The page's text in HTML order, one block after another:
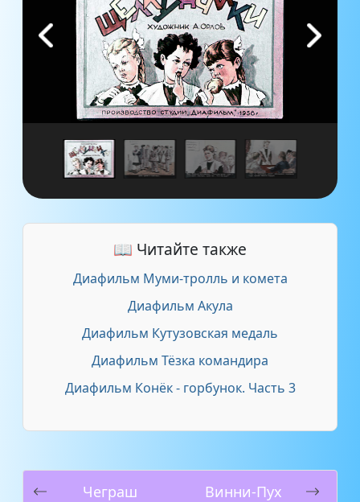
📖 Читайте также
Диафильм Муми-тролль и комета
Диафильм Акула
Диафильм Кутузовская медаль
Диафильм Тёзка командира
Диафильм Конёк - горбунок. Часть 3
Чеграш Винни-Пух